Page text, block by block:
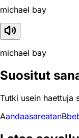
michael bay
michael bay
Suositut
Tutki usein haettuja
AandaasareatanBbe